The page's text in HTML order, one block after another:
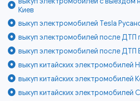
Киев
выкуп электромобилей Tesla
выкуп электромобилей после ДТП
выкуп электромобилей после ДТП
выкуп китайских электромобилей
выкуп китайских электромобилей
выкуп китайских электромобилей